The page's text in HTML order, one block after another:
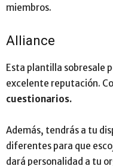
miembros.
Alliance
Esta plantilla sobresale
excelente reputación.
cuestionarios.
Además, tendrás a tu
diferentes para que
dará personalidad a tu